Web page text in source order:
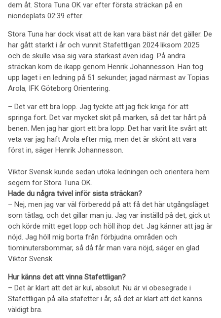
dem åt. Stora Tuna OK var efter första sträckan på en
niondeplats 02:39 efter.
Stora Tuna har dock visat att de kan vara bäst när det gäller. De
har gått starkt i år och vunnit Stafettligan 2024 liksom 2025
och de skulle visa sig vara starkast även idag. På andra
sträckan kom de ikapp genom Henrik Johannesson. Han tog
upp laget i en ledning på 51 sekunder, jagad närmast av Topias
Arola, IFK Göteborg Orientering.
– Det var ett bra lopp. Jag tyckte att jag fick kriga för att
springa fort. Det var mycket skit på marken, så det tar hårt på
benen. Men jag har gjort ett bra lopp. Det har varit lite svårt att
veta var jag haft Arola efter mig, men det är skönt att vara
först in, säger Henrik Johannesson.
Viktor Svensk kunde sedan utöka ledningen och orientera hem
segern för Stora Tuna OK.
Hade du några tvivel inför sista sträckan?
– Nej, men jag var väl förberedd på att få det här utgångsläget
som tätlag, och det gillar man ju. Jag var inställd på det, gick ut
och körde mitt eget lopp och höll ihop det. Jag känner att jag är
nöjd. Jag höll mig borta från förbjudna områden och
tiominutersbommar, så då får man vara nöjd, säger en glad
Viktor Svensk.
Hur känns det att vinna Stafettligan?
– Det är klart att det är kul, absolut. Nu är vi obesegrade i
Stafettligan på alla stafetter i år, så det är klart att det känns
väldigt bra.